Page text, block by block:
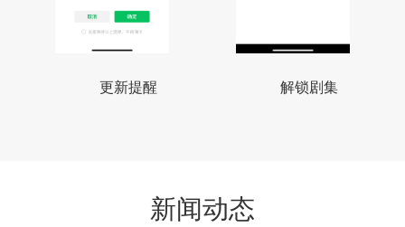
更新提醒 解锁剧集
新闻动态